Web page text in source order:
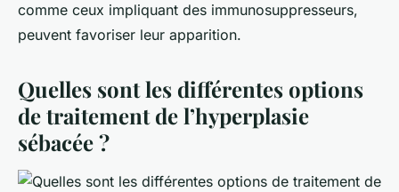
comme ceux impliquant des immunosuppresseurs,
peuvent favoriser leur apparition.
Quelles sont les différentes options
de traitement de l’hyperplasie
sébacée ?